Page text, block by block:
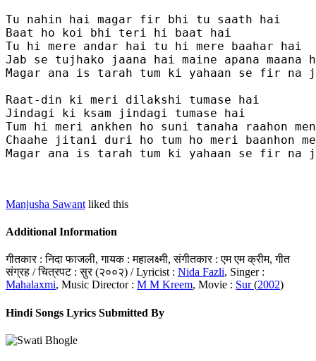
Tu nahin hai magar fir bhi tu saath hai
Baat ho koi bhi teri hi baat hai
Tu hi mere andar hai tu hi mere baahar hai
Jab se tujhako jaana hai maine apana maana
Magar ana is tarah tum ki yahaan se fir na
Raat-din ki meri dilakshi tumase hai
Jindagi ki ksam jindagi tumase hai
Tum hi meri ankhen ho suni tanaha raahon men
Chaahe jitani duri ho tum ho meri baanhon
Magar ana is tarah tum ki yahaan se fir na
Manjusha Sawant liked this
Additional Information
गीतकार : निदा फाजली, गायक : महालक्ष्मी, संगीतकार : एम एम क्रीम, गीत
संग्रह / चित्रपट : सुर (२००२) / Lyricist : Nida Fazli, Singer :
Mahalaxmi, Music Director : M M Kreem, Movie : Sur(2002)
Hindi Songs Lyrics Submitted By